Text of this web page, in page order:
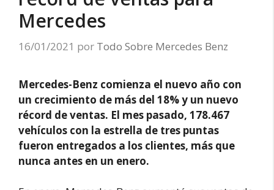
Mercedes
16/01/2021 por Todo Sobre Mercedes Benz
Mercedes-Benz comienza el nuevo año con
un crecimiento de más del 18% y un nuevo
récord de ventas. El mes pasado, 178.467
vehículos con la estrella de tres puntas
fueron entregados a los clientes, más que
nunca antes en un enero.